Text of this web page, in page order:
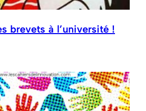
brevets à l’université !